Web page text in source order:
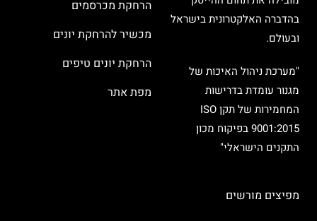
בהדברה האלקטרונית בישראל
ובעולם.
"מערכת ניהול האיכות של
מגנור עומדת בדרישות
המחמירות של תקן ISO
9001:2015 בפיקוח מכון
התקנים הישראלי"
הרחקת מכרסמים
מכשיר להרחקת יונים
הרחקת יונים טיפים
מפת אתר
מפיצים מורשים